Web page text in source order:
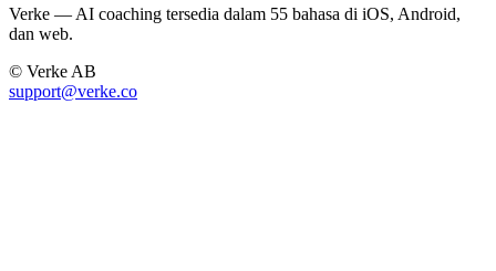
Verke — AI coaching tersedia dalam 55 bahasa di iOS, Android,
dan web.
© Verke AB
support@verke.co